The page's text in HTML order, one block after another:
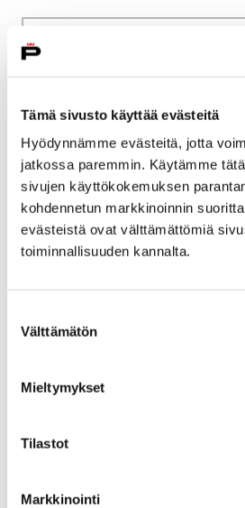
Tämä sivusto käyttää evästeitä
Hyödynnämme evästeitä, jotta
jatkossa paremmin. Käytämme
sivujen käyttökokemuksen
kohdennetun markkinoinnin
evästeistä ovat välttämättömiä
toiminnallisuuden kannalta.
valinta
Välttämätön
Mieltymykset
Tilastot
Markkinointi
Palveluverkkouudistus
Itä-
Itä-Pori
Etusivu
Kasvatus ja koulutus
Länsi-Pori
Etusivu
Porin kaupungin